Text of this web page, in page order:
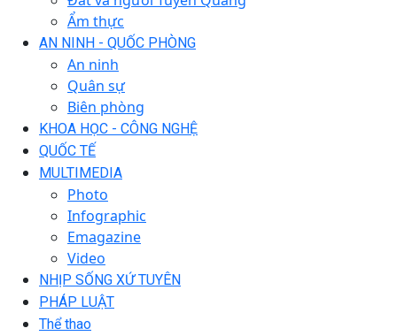
Ẩm thực
AN NINH - QUỐC PHÒNG
An ninh
Quân sự
Biên phòng
KHOA HỌC - CÔNG NGHỆ
QUỐC TẾ
MULTIMEDIA
Photo
Infographic
Emagazine
Video
NHỊP SỐNG XỨ TUYÊN
PHÁP LUẬT
Thể thao